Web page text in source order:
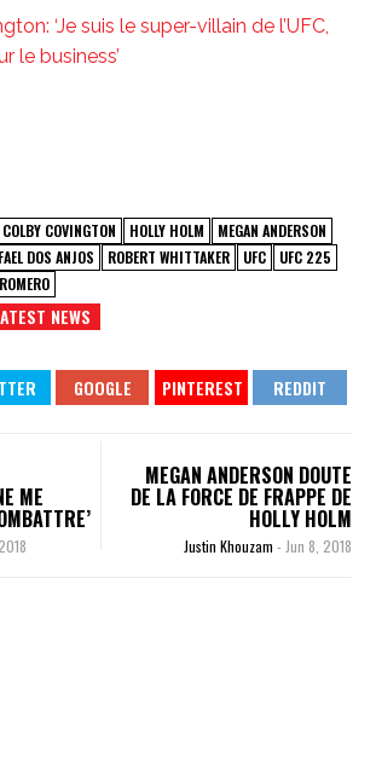
‘Je suis le super-villain de l’UFC,
le business’
COLBY COVINGTON HOLLY HOLM
MEGAN ANDERSON
DOS ANJOS ROBERT WHITTAKER UFC
UFC 225
NEWS
ME
MEGAN ANDERSON DOUTE
DE LA FORCE DE FRAPPE DE
HOLLY HOLM
Justin Khouzam - Jun 8, 2018